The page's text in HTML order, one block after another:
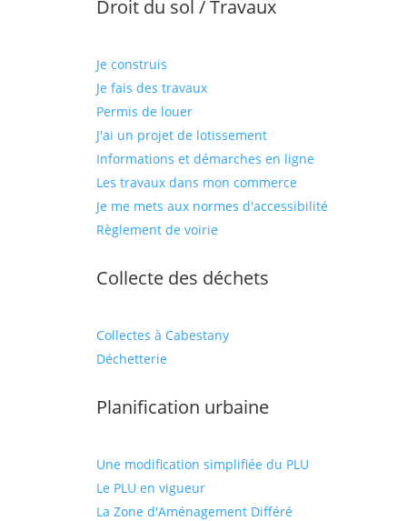
Droit du sol / Travaux
Je construis
Je fais des travaux
Permis de louer
J'ai un projet de lotissement
Informations et démarches en ligne
Les travaux dans mon commerce
Je me mets aux normes d'accessibilité
Règlement de voirie
Collecte des déchets
Collectes à Cabestany
Déchetterie
Planification urbaine
Une modification simplifiée du PLU
Le PLU en vigueur
La Zone d'Aménagement Différé